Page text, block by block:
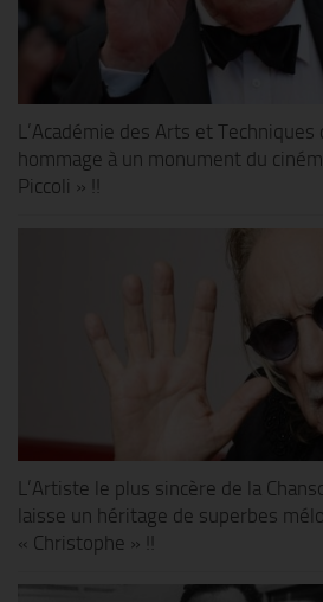
L’Académie des Arts et Techniques
hommage à un monument du
Piccoli » !!
L’Artiste le plus sincère de la
laisse un héritage de superbes
« Christophe » !!